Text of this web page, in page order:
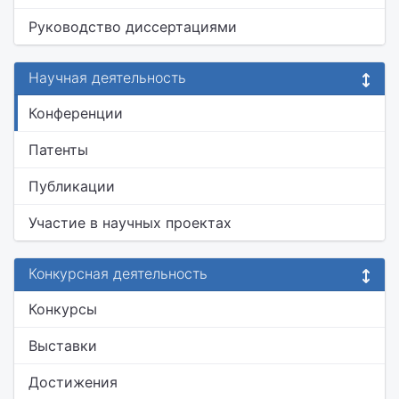
Руководство диссертациями
Научная деятельность
Конференции
Патенты
Публикации
Участие в научных проектах
Конкурсная деятельность
Конкурсы
Выставки
Достижения